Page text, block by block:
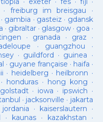
freiburg im breisgau ·
gambia · gasteiz · gdansk
· gibraltar· glasgow· goa ·
· granada · graz ·
· guangzhou ·
· guildford · guinea ·
· guyane française · haifa ·
· heidelberg · heilbronn ·
· honduras· hong kong ·
· iowa · ipswich ·
· jacksonville · jakarta
jordania · kaiserslautern ·
· kaunas· kazakhstan ·